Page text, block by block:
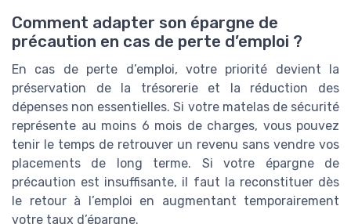
Comment adapter son épargne de
précaution en cas de perte d’emploi ?
En cas de perte d’emploi, votre priorité devient la
préservation de la trésorerie et la réduction des
dépenses non essentielles. Si votre matelas de sécurité
représente au moins 6 mois de charges, vous pouvez
tenir le temps de retrouver un revenu sans vendre vos
placements de long terme. Si votre épargne de
précaution est insuffisante, il faut la reconstituer dès
le retour à l’emploi en augmentant temporairement
votre taux d’épargne.